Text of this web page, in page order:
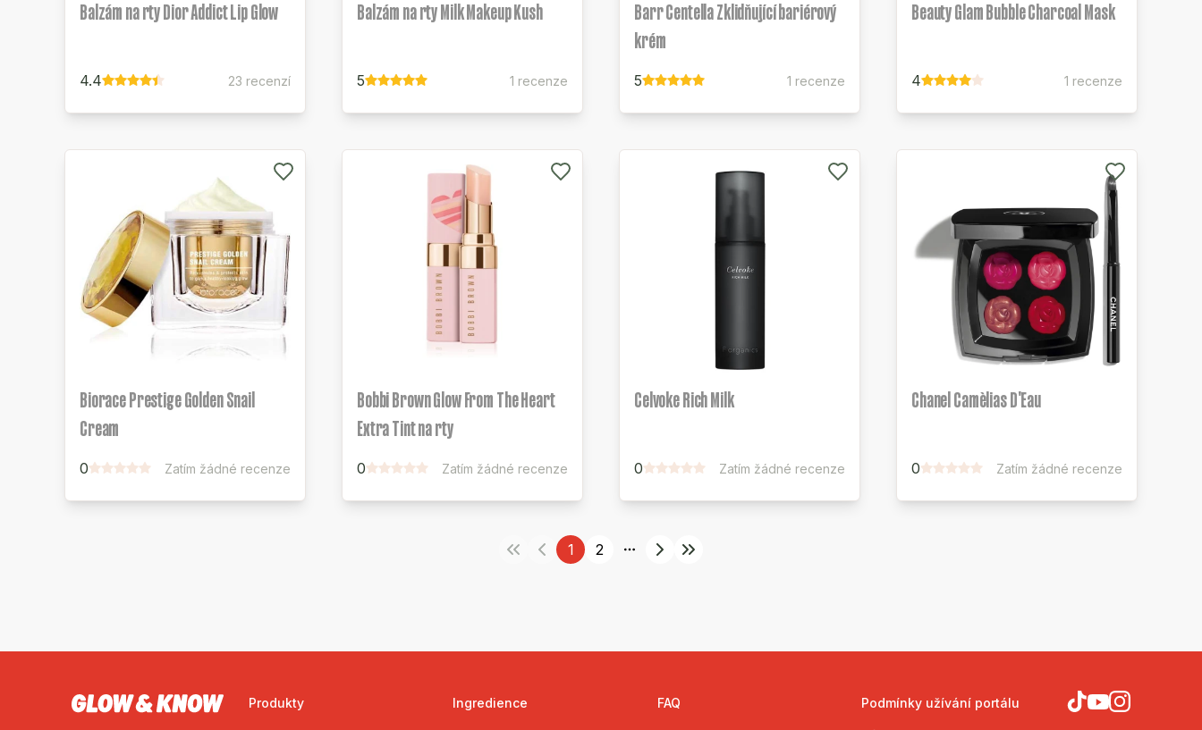
Balzám na rty Dior Addict Lip Glow
4.4 23 recenzí
Balzám na rty Milk Makeup Kush
5 1 recenze
Barr Centella Zklidňující bariérový
krém
5 1 recenze
Beauty Glam Bubble Charcoal Mask
4 1 recenze
Biorace Prestige Golden Snail
Cream
0 Zatím žádné recenze
Bobbi Brown Glow From The Heart
Extra Tint na rty
0 Zatím žádné recenze
Celvoke Rich Milk
0 Zatím žádné recenze
Chanel Camèlias D'Eau
0 Zatím žádné recenze
1 2
More pages
Produkty Ingredience FAQ Podmínky užívání portálu